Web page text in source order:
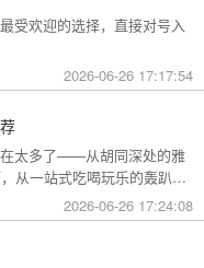
受欢迎的选择，直接对号入
2026-06-26 17:17:54
太多了——从胡同深处的雅
从一站式吃喝玩乐的轰趴别
你快速找到最心仪的那一
，直接对号入座就行。
2026-06-26 17:24:08